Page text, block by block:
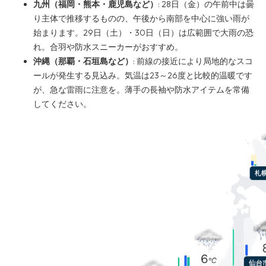
九州（福岡・熊本・鹿児島など） : 28日（金）の午前中は曇
り主体で推移するものの、午後から南部を中心に強い雨が
始まります。29日（土）・30日（日）は広範囲で大雨の恐
れ。合羽や防水スニーカーがおすすめ。
沖縄（那覇・石垣島など） : 前線の接近により局地的なスコ
ールが発生する見込み。気温は23～26度と比較的温暖です
が、急な雷雨に注意を。薄手の長袖や防水アイテムを常備
してください。